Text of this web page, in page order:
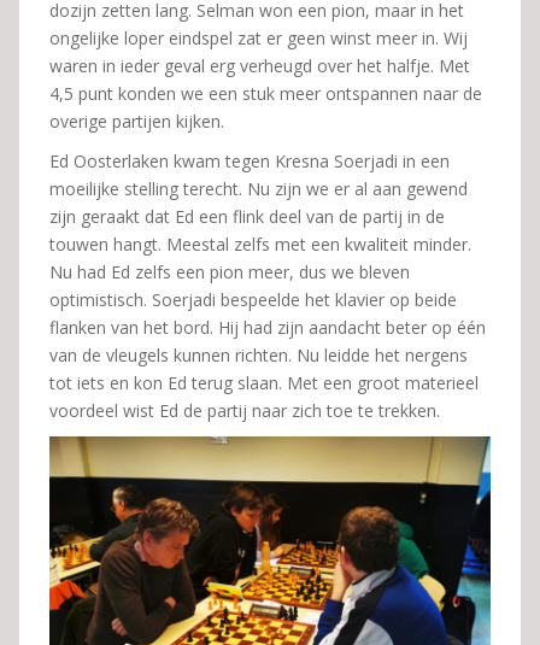
dozijn zetten lang. Selman won een pion, maar in het
ongelijke loper eindspel zat er geen winst meer in. Wij
waren in ieder geval erg verheugd over het halfje. Met
4,5 punt konden we een stuk meer ontspannen naar de
overige partijen kijken.
Ed Oosterlaken kwam tegen Kresna Soerjadi in een
moeilijke stelling terecht. Nu zijn we er al aan gewend
zijn geraakt dat Ed een flink deel van de partij in de
touwen hangt. Meestal zelfs met een kwaliteit minder.
Nu had Ed zelfs een pion meer, dus we bleven
optimistisch. Soerjadi bespeelde het klavier op beide
flanken van het bord. Hij had zijn aandacht beter op één
van de vleugels kunnen richten. Nu leidde het nergens
tot iets en kon Ed terug slaan. Met een groot materieel
voordeel wist Ed de partij naar zich toe te trekken.